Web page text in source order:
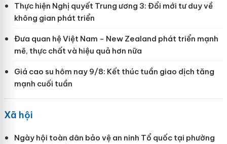
Thực hiện Nghị quyết Trung ương 3: Đổi mới tư duy về
không gian phát triển
Đưa quan hệ Việt Nam - New Zealand phát triển mạnh
mẽ, thực chất và hiệu quả hơn nữa
Giá cao su hôm nay 9/8: Kết thúc tuần giao dịch tăng
mạnh cuối tuần
Xã hội
Ngày hội toàn dân bảo vệ an ninh Tổ quốc tại phường